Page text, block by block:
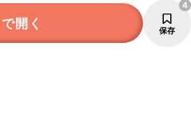
開く 保存
4